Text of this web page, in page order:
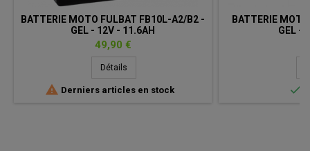
BATTERIE MOTO FULBAT FB10L-A2/B2 -
GEL - 12V - 11.6AH
Prix
49,90 €
Détails
 Derniers articles en stock
BATTERIE
GEL -
